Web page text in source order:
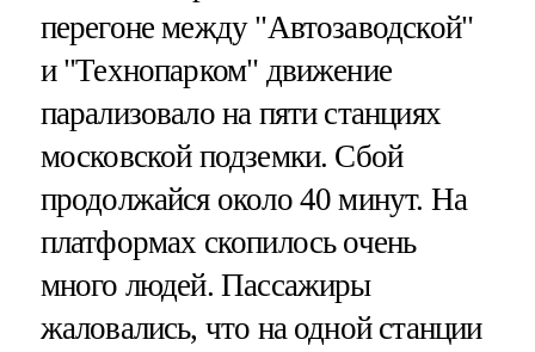
перегоне между "Автозаводской"
и "Технопарком" движение
парализовало на пяти станциях
московской подземки. Сбой
продолжайся около 40 минут. На
платформах скопилось очень
много людей. Пассажиры
жаловались, что на одной станции